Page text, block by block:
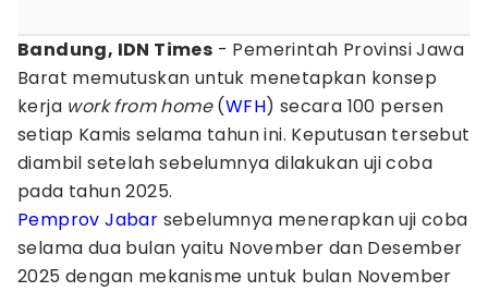
Bandung, IDN Times - Pemerintah Provinsi Jawa
Barat memutuskan untuk menetapkan konsep
kerja work from home(WFH) secara 100 persen
setiap Kamis selama tahun ini. Keputusan tersebut
diambil setelah sebelumnya dilakukan uji coba
pada tahun 2025.
Pemprov Jabar sebelumnya menerapkan uji coba
selama dua bulan yaitu November dan Desember
2025 dengan mekanisme untuk bulan November